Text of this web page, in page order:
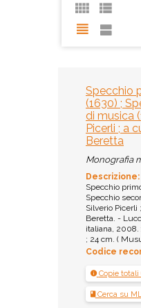
Specchio
(1630) ;
di musica
Picerli ; a
Beretta
Monografia
Descrizione:
Specchio
Specchio
Silverio Picerli
Beretta. -
italiana, 2008.
; 24 cm. (
Codice
Copie totali
Cerca su